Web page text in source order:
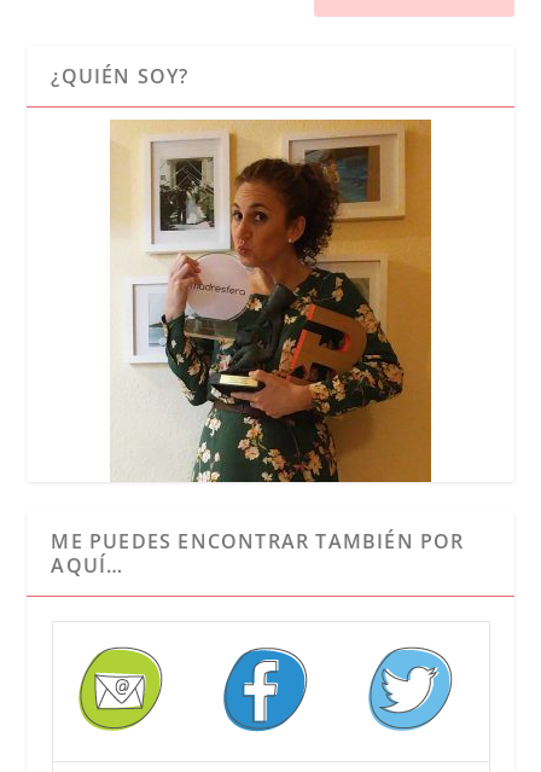
¿QUIÉN SOY?
ME PUEDES ENCONTRAR TAMBIÉN POR
AQUÍ…